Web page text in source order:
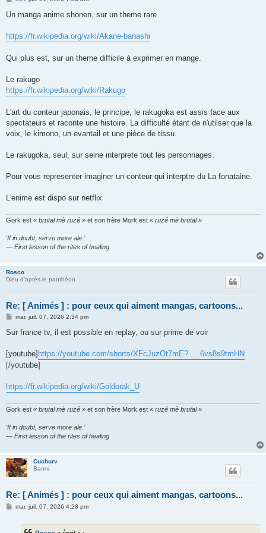
s
g
e
Un manga anime shonen, sur un theme rare
https://fr.wikipedia.org/wiki/Akane-banashi
Qui plus est, sur un theme difficile à exprimer en mange.
Le rakugo
https://fr.wikipedia.org/wiki/Rakugo
L'art du conteur japonais, le principe, le rakugoka est assis face aux
spectateurs et raconte une histoire. La difficulté étant de n'utilser que la
voix, le kimono, un evantail et une pièce de tissu.
Le rakugoka, seul, sur seine interprete tout les personnages.
Pour vous representer imaginer un conteur qui interptre du La fonataine.
L'enime est dispo sur netflix
Gork est « brutal mè ruzé » et son frère Mork est « ruzé mè brutal »
‘If in doubt, serve more ale.’
— First lesson of the rites of healing
Rosco
Dieu d'après le panthéon
Re: [ Animés ] : pour ceux qui aiment mangas, cartoons...
M
s
g
mar. juil. 07, 2026 2:34 pm
Sur france tv, il est possible en replay, ou sur prime de voir
[youtube] https://youtube.com/shorts/XFcJuzOt7mE? ... 6vs8s9tmHN
[/youtube]
https://fr.wikipedia.org/wiki/Goldorak_U
Gork est « brutal mè ruzé » et son frère Mork est « ruzé mè brutal »
‘If in doubt, serve more ale.’
— First lesson of the rites of healing
Cuchurv
Banni
Re: [ Animés ] : pour ceux qui aiment mangas, cartoons...
Mmar. juil. 07, 2026 4:28 pm